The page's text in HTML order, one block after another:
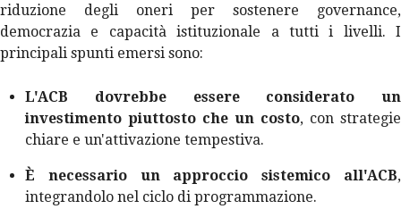
riduzione degli oneri per sostenere governance,
democrazia e capacità istituzionale a tutti i livelli. I
principali spunti emersi sono:
L'ACB dovrebbe essere considerato un
investimento piuttosto che un costo, con strategie
chiare e un'attivazione tempestiva.
È necessario un approccio sistemico all'ACB,
integrandolo nel ciclo di programmazione.